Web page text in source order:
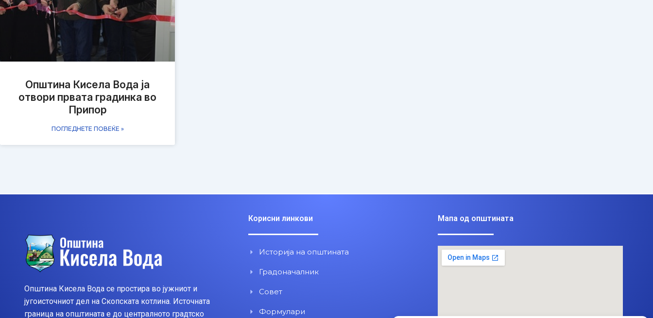
Општина Кисела Вода ја
отвори првата градинка во
Припор
ПОГЛЕДНЕТЕ ПОВЕЌЕ »
Општина Кисела Вода се простира во јужниот и
југоисточниот дел на Скопската котлина. Источната
граница на општината е до централното градтско
Корисни линкови
Историја на општината
Градоначалник
Совет
Формулари
Мапа од општината